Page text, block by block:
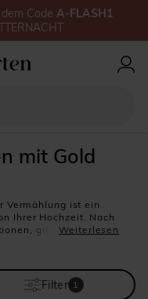
mit Gold
Vermählung ist ein
Ihrer Hochzeit. Nach
gibt Ihnen der
genau Ihren
Bei
bewusst, dass
Weiterlesen
Filter 1
Code A-FLASH1